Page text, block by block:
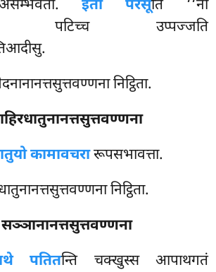
असम्भवतो. इतो परेसूति ‘‘नो
पटिच्च उप्पज्जति
निट्ठिता.
कामावचरारूपसभावत्ता.
निट्ठिता.
पतितन्ति चक्खुस्स आपाथगतं